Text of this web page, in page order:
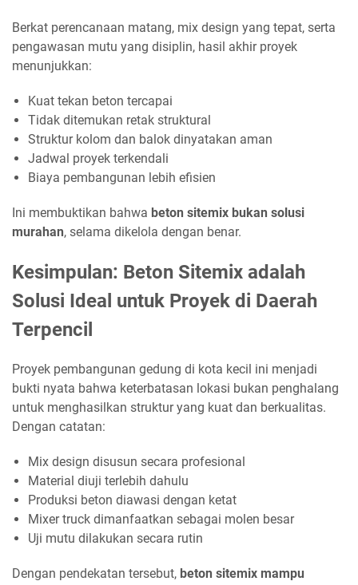
Berkat perencanaan matang, mix design yang tepat, serta
pengawasan mutu yang disiplin, hasil akhir proyek
menunjukkan:
Kuat tekan beton tercapai
Tidak ditemukan retak struktural
Struktur kolom dan balok dinyatakan aman
Jadwal proyek terkendali
Biaya pembangunan lebih efisien
Ini membuktikan bahwa beton sitemix bukan solusi
murahan, selama dikelola dengan benar.
Kesimpulan: Beton Sitemix adalah
Solusi Ideal untuk Proyek di Daerah
Terpencil
Proyek pembangunan gedung di kota kecil ini menjadi
bukti nyata bahwa keterbatasan lokasi bukan penghalang
untuk menghasilkan struktur yang kuat dan berkualitas.
Dengan catatan:
Mix design disusun secara profesional
Material diuji terlebih dahulu
Produksi beton diawasi dengan ketat
Mixer truck dimanfaatkan sebagai molen besar
Uji mutu dilakukan secara rutin
Dengan pendekatan tersebut, beton sitemix mampu